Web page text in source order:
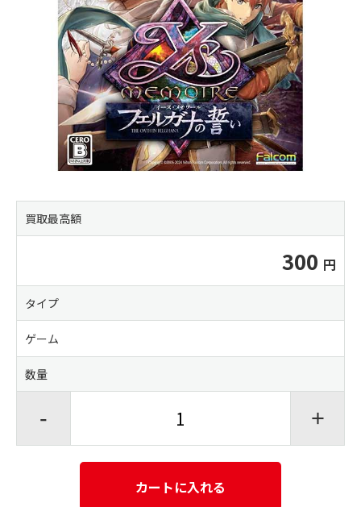
買取最高額
300
タイプ
ゲーム
数量
- +
カートに入れる